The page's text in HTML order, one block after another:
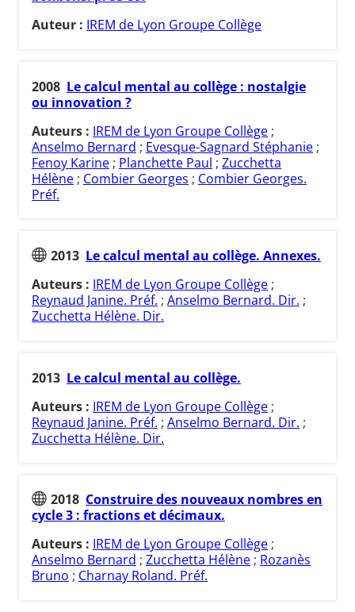
Auteur : IREM de Lyon Groupe Collège
2008 Le calcul mental au collège : nostalgie
ou innovation ?
Auteurs : IREM de Lyon Groupe Collège ;
Anselmo Bernard ; Evesque-Sagnard Stéphanie ;
Fenoy Karine ; Planchette Paul ; Zucchetta
Hélène ; Combier Georges ; Combier Georges.
Préf.
2013 Le calcul mental au collège. Annexes.
Auteurs : IREM de Lyon Groupe Collège ;
Reynaud Janine. Préf. ; Anselmo Bernard. Dir. ;
Zucchetta Hélène. Dir.
2013 Le calcul mental au collège.
Auteurs : IREM de Lyon Groupe Collège ;
Reynaud Janine. Préf. ; Anselmo Bernard. Dir. ;
Zucchetta Hélène. Dir.
2018 Construire des nouveaux nombres en
cycle 3 : fractions et décimaux.
Auteurs : IREM de Lyon Groupe Collège;
Anselmo Bernard ; Zucchetta Hélène; Rozanès
Bruno ; Charnay Roland. Préf.